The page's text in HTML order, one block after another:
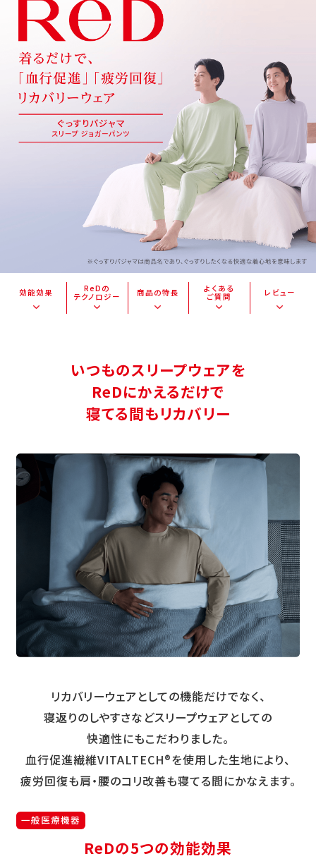
効能効果
ReDの
テクノロジー
商品の特長
よくある
ご質問
レビュー
いつものスリープウェアを
ReDにかえるだけで
寝てる間もリカバリー
リカバリーウェアとしての機能だけでなく、
寝返りのしやすさなどスリープウェアとしての
快適性にもこだわりました。
血行促進繊維VITALTECH®を使用した生地により、
疲労回復も肩・腰のコリ改善も寝てる間にかなえます。
一般医療機器
ReDの5つの効能効果